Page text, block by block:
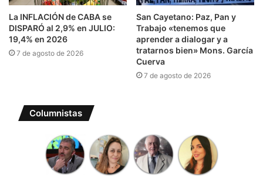
La INFLACIÓN de CABA se
DISPARÓ al 2,9% en JULIO:
19,4% en 2026
7 de agosto de 2026
San Cayetano: Paz, Pan y
Trabajo «tenemos que
aprender a dialogar y a
tratarnos bien» Mons. García
Cuerva
7 de agosto de 2026
Columnistas